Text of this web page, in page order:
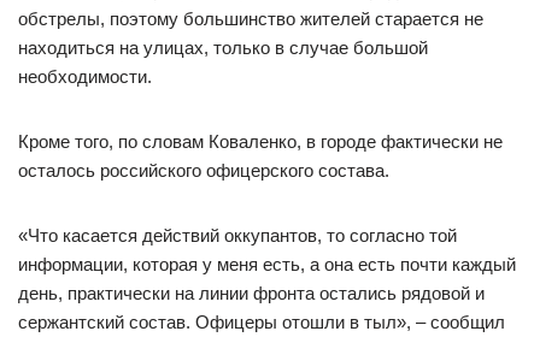
обстрелы, поэтому большинство жителей старается не
находиться на улицах, только в случае большой
необходимости.
Кроме того, по словам Коваленко, в городе фактически не
осталось российского офицерского состава.
«Что касается действий оккупантов, то согласно той
информации, которая у меня есть, а она есть почти каждый
день, практически на линии фронта остались рядовой и
сержантский состав. Офицеры отошли в тыл», – сообщил